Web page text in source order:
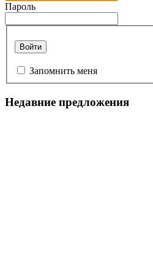
Пароль
Войти
Запомнить меня
Недавние предложения